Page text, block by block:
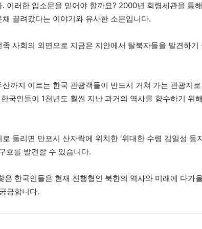
이러한 입소문을 믿어야 할까요? 2000년 회령세관을 통
끌려갔다는 이야기와 유사한 소문입니다.
사회의 외면으로 지금은 지안에서 탈북자들을 발견하기
까지 이르는 한국 관광객들이 반드시 거쳐 가는 관광지
국인들이 1천년도 훨씬 지난 과거의 역사를 향수하기 위
돌리면 만포시 산자락에 위치한 ‘위대한 수령 김일성 동
호를 발견할 수 있습니다.
은 한국인들은 현재 진행형인 북한의 역사와 미래에 다가
금합니다.